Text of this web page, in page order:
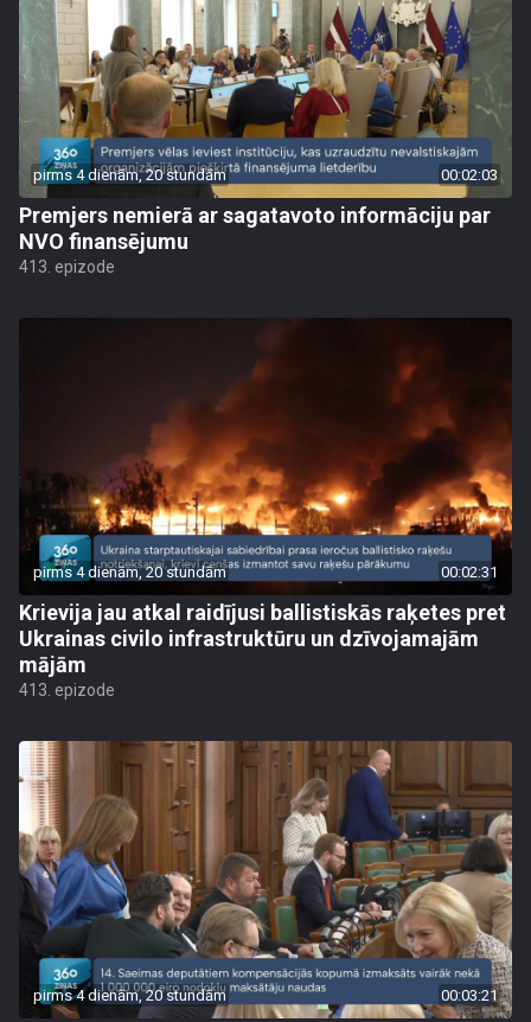
pirms 4 dienām, 20 stundām 00:02:03
Premjers nemierā ar sagatavoto informāciju par
NVO finansējumu
413. epizode
pirms 4 dienām, 20 stundām 00:02:31
Krievija jau atkal raidījusi ballistiskās raķetes pret
Ukrainas civilo infrastruktūru un dzīvojamajām
mājām
413. epizode
pirms 4 dienām, 20 stundām 00:03:21